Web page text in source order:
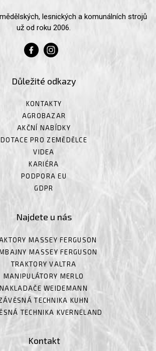
lesnických a komunálních strojů
už od roku 2006.
Důležité odkazy
KONTAKTY
AGROBAZAR
AKČNÍ NABÍDKY
DOTACE PRO ZEMĚDĚLCE
VIDEA
KARIÉRA
PODPORA EU
GDPR
Najdete u nás
MASSEY FERGUSON
MASSEY FERGUSON
TRAKTORY VALTRA
MANIPULÁTORY MERLO
NAKLADAČE WEIDEMANN
TECHNIKA KUHN
TECHNIKA KVERNELAND
Kontakt